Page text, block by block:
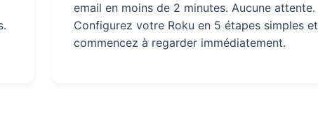
email en moins de 2 minutes. Aucune attente.
Configurez votre Roku en 5 étapes simples et
commencez à regarder immédiatement.